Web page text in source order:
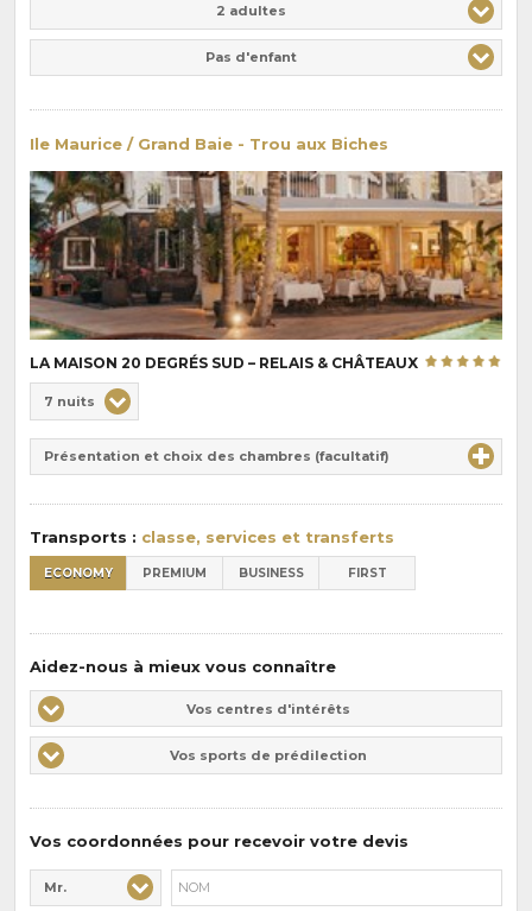
2 adultes
Pas d'enfant
Ile Maurice / Grand Baie - Trou aux Biches
LA MAISON 20 DEGRÉS SUD – RELAIS & CHÂTEAUX
de
pension
:
Durée
7 nuits
Présentation et choix des chambres (facultatif)
Transports : classe, services et transferts
ECONOMY PREMIUM BUSINESS FIRST
Aidez-nous à mieux vous connaître
Vos
centres
d'intérêts
Vos centres d'intérêts
Vos
sports
Vos sports de prédilection
Vos coordonnées pour recevoir votre devis
Civilité* :
Mr.
Nom* :